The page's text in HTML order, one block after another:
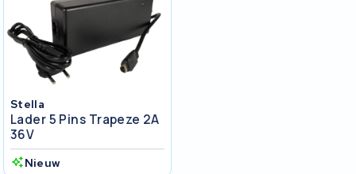
Stella
Lader 5 Pins Trapeze 2A
36V
Nieuw